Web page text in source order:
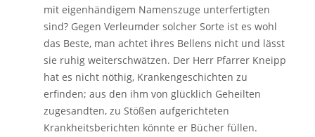
mit eigenhändigem Namenszuge unterfertigten
sind? Gegen Verleumder solcher Sorte ist es wohl
das Beste, man achtet ihres Bellens nicht und lässt
sie ruhig weiterschwätzen. Der Herr Pfarrer Kneipp
hat es nicht nöthig, Krankengeschichten zu
erfinden; aus den ihm von glücklich Geheilten
zugesandten, zu Stößen aufgerichteten
Krankheitsberichten könnte er Bücher füllen.